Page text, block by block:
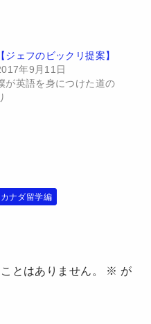
【ジェフのビックリ提案】
年9月11日
が英語を身につけた道の
カナダ留学編
とはありません。 ※ が